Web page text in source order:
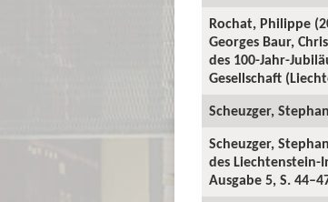
Rochat, Philippe
Georges Baur,
des 100-Jahr-
Gesellschaft
Scheuzger,
Scheuzger,
des
Ausgabe 5, S.